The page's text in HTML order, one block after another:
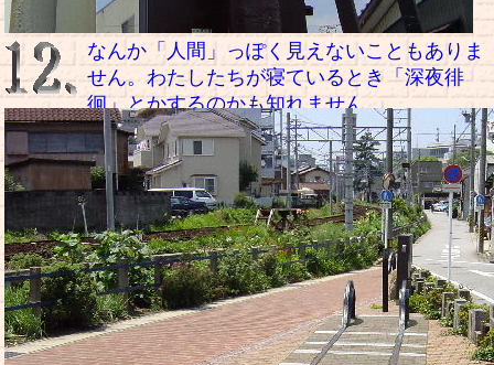
なんか「人間」っぽく見えないこともありま
せん。わたしたちが寝ているとき「深夜徘
徊」とかするのかも知れません。